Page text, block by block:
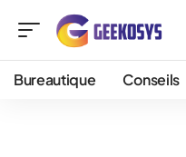
Bureautique Conseils